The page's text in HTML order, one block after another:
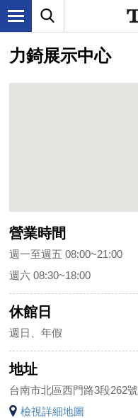
力錡展示中心
營業時間
週一至週五 08:00~21:00
週六 08:30~18:00
休館日
週日、年假
地址
台南市北區西門路3段262號
檢視詳細地圖